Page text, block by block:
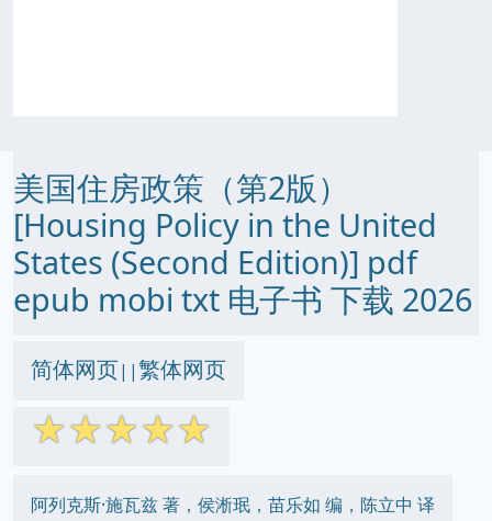
美国住房政策（第2版）
[Housing Policy in the United
States (Second Edition)] pdf
epub mobi txt 电子书 下载 2026
简体网页||繁体网页
☆☆☆☆☆
阿列克斯·施瓦兹 著，侯淅珉，苗乐如 编，陈立中 译